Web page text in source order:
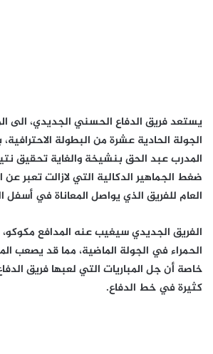
يستعد فريق الدفاع الحسني الجديدي، الى
الجولة الحادية عشرة من البطولة
المدرب عبد الحق بنشيخة والغاية تحقيق
ضغط الجماهير الدكالية التي لازالت تعبر
العام للفريق الذي يواصل المعاناة في أسفل
الفريق الجديدي سيغيب عنه المدافع
الحمراء في الجولة الماضية، مما قد يصعب
خاصة أن جل المباريات التي لعبها فريق
كثيرة في خط الدفاع.